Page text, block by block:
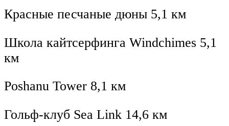
Красные песчаные дюны 5,1 км
Школа кайтсерфинга Windchimes 5,1
км
Poshanu Tower 8,1 км
Гольф-клуб Sea Link 14,6 км